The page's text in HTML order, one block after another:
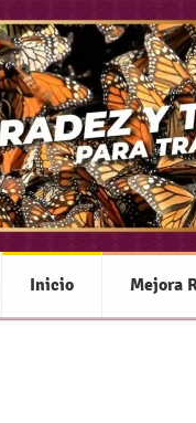
Inicio Mejora
pública de